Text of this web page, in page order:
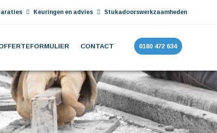
Keuringen en advies Stukadoorswerkzaamheden
CONTACT 0180 472 634